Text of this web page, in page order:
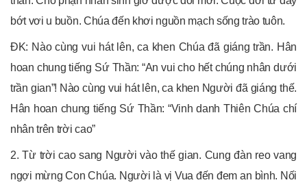
bớt vơi u buồn. Chúa đến khơi nguồn mạch sống trào tuôn.
ĐK: Nào cùng vui hát lên, ca khen Chúa đã giáng trần. Hân
hoan chung tiếng Sứ Thần: “An vui cho hết chúng nhân dưới
trần gian”! Nào cùng vui hát lên, ca khen Người đã giáng thế.
Hân hoan chung tiếng Sứ Thần: “Vinh danh Thiên Chúa chí
nhân trên trời cao”
2. Từ trời cao sang Người vào thế gian. Cung đàn reo vang
ngợi mừng Con Chúa. Người là vị Vua đến đem an bình. Nối